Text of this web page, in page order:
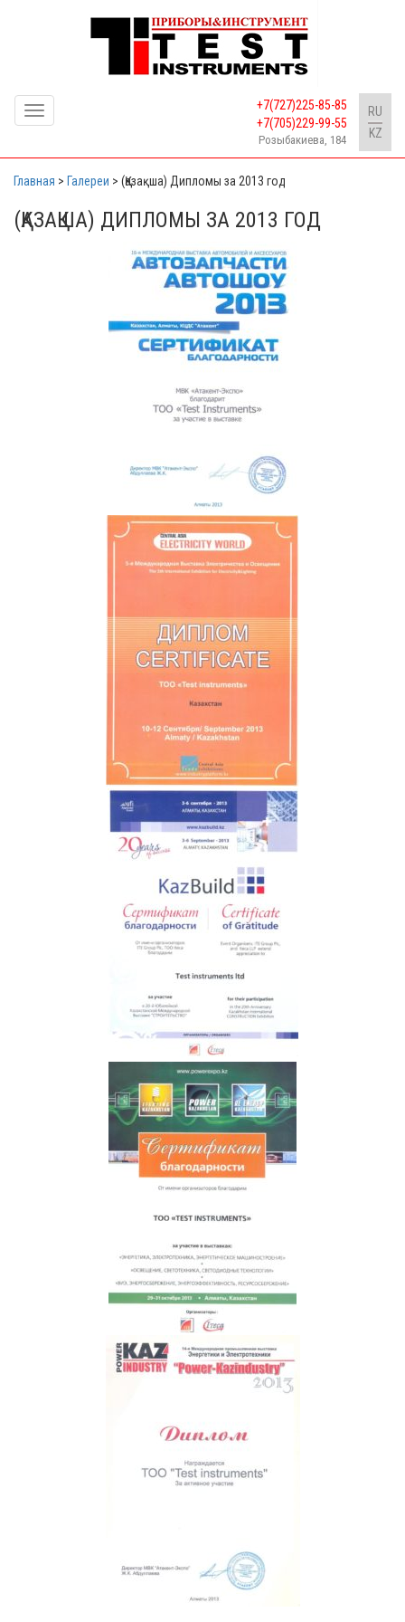
Toggle
+7(727)225-85-85
+7(705)229-99-55
Розыбакиева, 184
RU
KZ
Главная > Галереи > (Қазақша) Дипломы за 2013 год
(ҚАЗАҚША) ДИПЛОМЫ ЗА 2013 ГОД